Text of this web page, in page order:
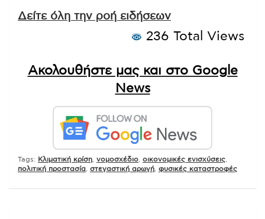
Δείτε όλη την ροή ειδήσεων
236 Total Views
Ακολουθήστε μας και στο Google
News
Tags: Κλιματική κρίση νομοσχέδιο οικονομικές ενισχύσεις
πολιτική προστασία στεγαστική αρωγή φυσικές καταστροφές